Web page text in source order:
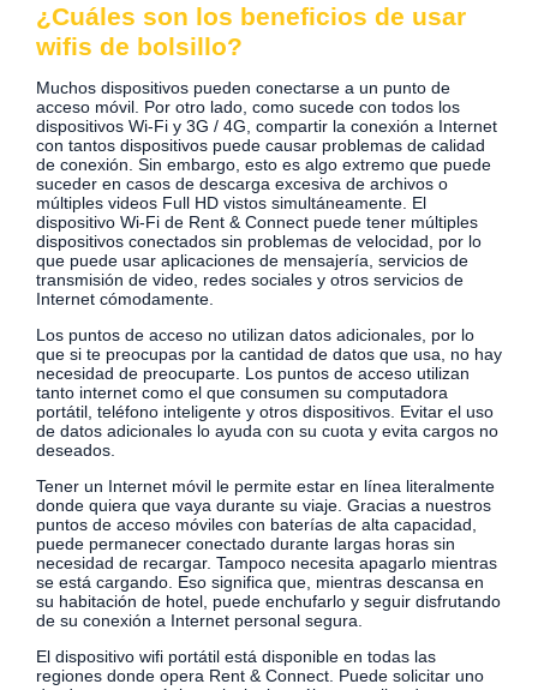
¿Cuáles son los beneficios de usar
wifis de bolsillo?
Muchos dispositivos pueden conectarse a un punto de
acceso móvil. Por otro lado, como sucede con todos los
dispositivos Wi-Fi y 3G / 4G, compartir la conexión a Internet
con tantos dispositivos puede causar problemas de calidad
de conexión. Sin embargo, esto es algo extremo que puede
suceder en casos de descarga excesiva de archivos o
múltiples videos Full HD vistos simultáneamente. El
dispositivo Wi-Fi de Rent & Connect puede tener múltiples
dispositivos conectados sin problemas de velocidad, por lo
que puede usar aplicaciones de mensajería, servicios de
transmisión de video, redes sociales y otros servicios de
Internet cómodamente.
Los puntos de acceso no utilizan datos adicionales, por lo
que si te preocupas por la cantidad de datos que usa, no hay
necesidad de preocuparte. Los puntos de acceso utilizan
tanto internet como el que consumen su computadora
portátil, teléfono inteligente y otros dispositivos. Evitar el uso
de datos adicionales lo ayuda con su cuota y evita cargos no
deseados.
Tener un Internet móvil le permite estar en línea literalmente
donde quiera que vaya durante su viaje. Gracias a nuestros
puntos de acceso móviles con baterías de alta capacidad,
puede permanecer conectado durante largas horas sin
necesidad de recargar. Tampoco necesita apagarlo mientras
se está cargando. Eso significa que, mientras descansa en
su habitación de hotel, puede enchufarlo y seguir disfrutando
de su conexión a Internet personal segura.
El dispositivo wifi portátil está disponible en todas las
regiones donde opera Rent & Connect. Puede solicitar uno